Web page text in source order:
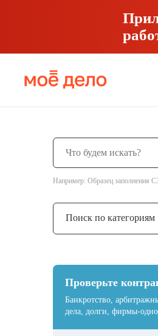
Например: Образец заполнения
Поиск по категориям
Проверьте
Банкротство,
дела, долги, фирмы-